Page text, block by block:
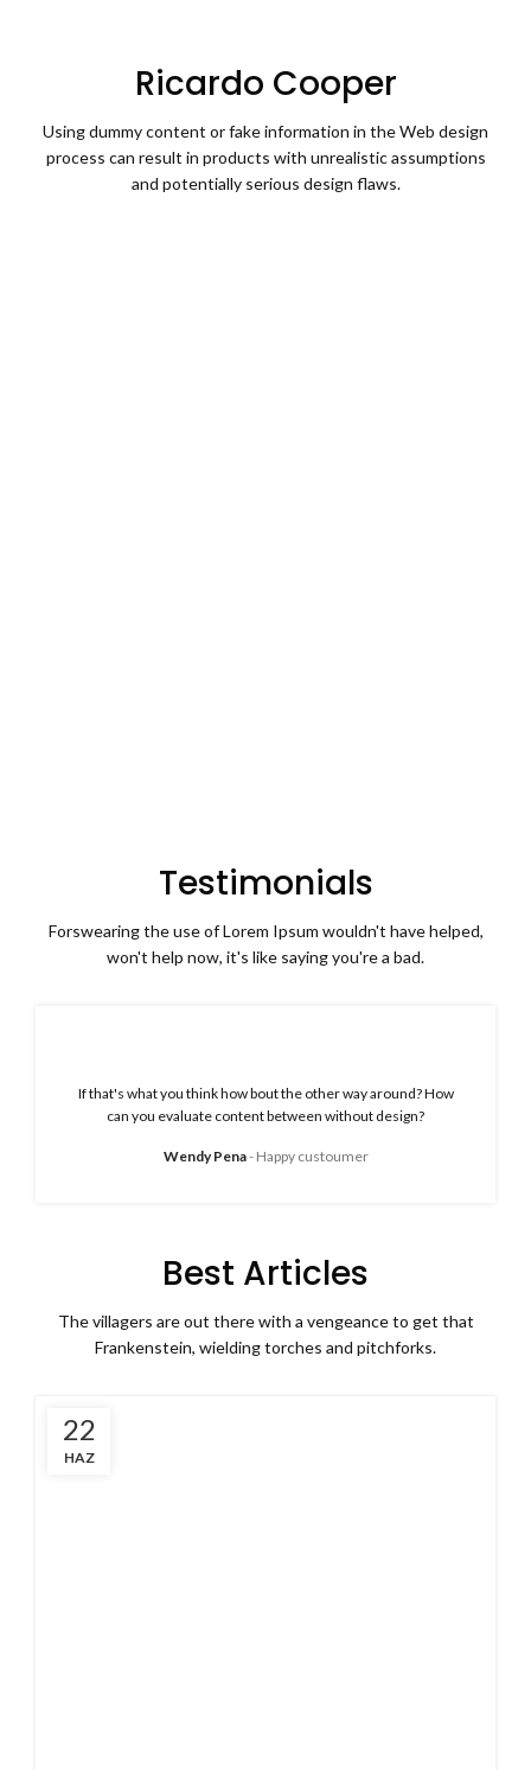
Ricardo Cooper
Using dummy content or fake information in the Web design
process can result in products with unrealistic assumptions
and potentially serious design flaws.
Testimonials
Forswearing the use of Lorem Ipsum wouldn't have helped,
won't help now, it's like saying you're a bad.
If that's what you think how bout the other way around? How
can you evaluate content between without design?
Wendy Pena Happy custoumer
Best Articles
The villagers are out there with a vengeance to get that
Frankenstein, wielding torches and pitchforks.
22
HAZ